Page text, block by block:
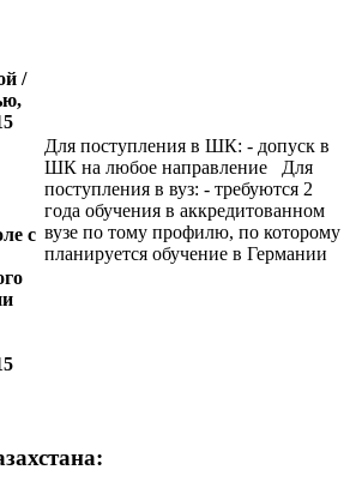
/
Для поступления в ШК: - допуск в
ШК на любое направление Для
поступления в вуз: - требуются 2
года обучения в аккредитованном
вузе по тому профилю, по которому
планируется обучение в Германии
с